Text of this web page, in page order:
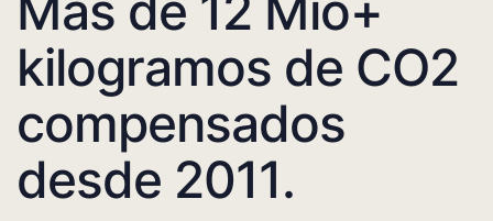
kilogramos de CO2
compensados
desde 2011.